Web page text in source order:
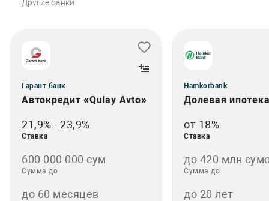
Другие банки
Гарант банк
Автокредит «Qulay Avto»
21,9% - 23,9%
Ставка
600 000 000 сум
Сумма до
до 60 месяцев
Hamkorbank
Долевая
от 18%
Ставка
до 420 млн
Сумма до
до 20 лет